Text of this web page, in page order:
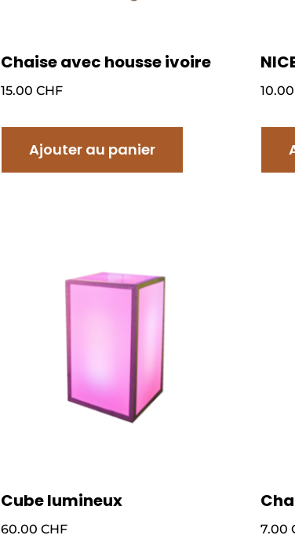
Chaise avec housse ivoire
15.00 CHF
Ajouter au panier
10.00
Cube lumineux
60.00 CHF 7.00